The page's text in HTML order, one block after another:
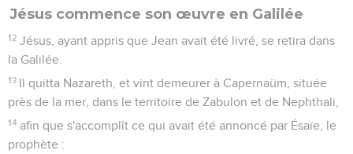
Jésus commence son œuvre en Galilée
12 Jésus, ayant appris que Jean avait été livré, se retira dans
la Galilée.
13 Il quitta Nazareth, et vint demeurer à Capernaüm, située
près de la mer, dans le territoire de Zabulon et de Nephthali,
14 afin que s'accomplît ce qui avait été annoncé par Ésaïe, le
prophète :